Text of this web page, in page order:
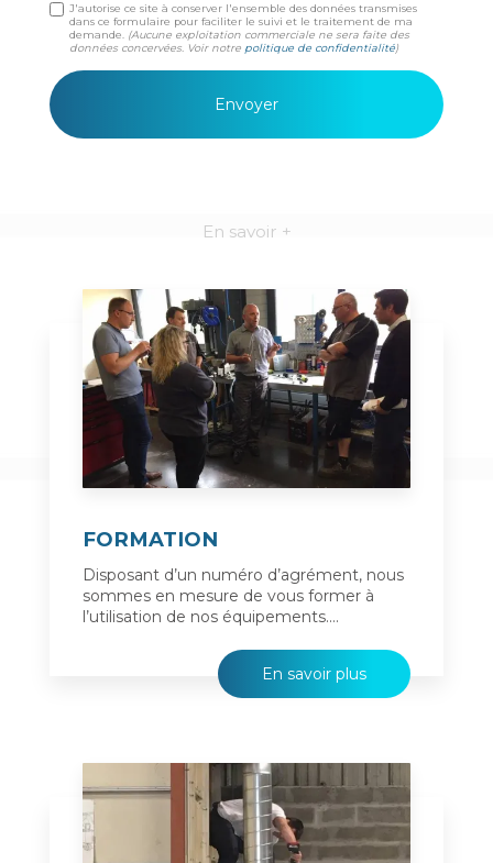
J'autorise ce site à conserver l'ensemble des données transmises
dans ce formulaire pour faciliter le suivi et le traitement de ma
demande. (Aucune exploitation commerciale ne sera faite des
données concervées. Voir notre politique de confidentialité)
En savoir +
FORMATION
Disposant d’un numéro d’agrément, nous
sommes en mesure de vous former à
l’utilisation de nos équipements....
En savoir plus